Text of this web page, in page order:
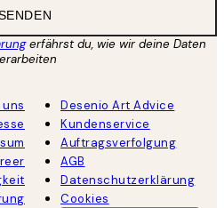
erfährst du, wie wir deine Daten
Desenio Art Advice
Kundenservice
Auftragsverfolgung
AGB
Datenschutzerklärung
Cookies